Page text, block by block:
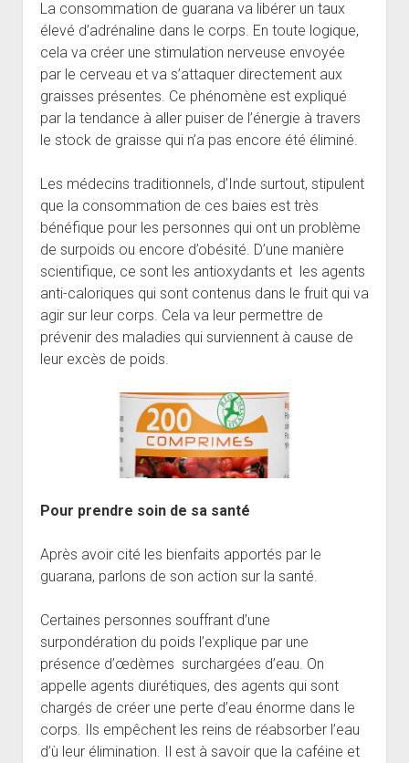
La consommation de guarana va libérer un taux
élevé d’adrénaline dans le corps. En toute logique,
cela va créer une stimulation nerveuse envoyée
par le cerveau et va s’attaquer directement aux
graisses présentes. Ce phénomène est expliqué
par la tendance à aller puiser de l’énergie à travers
le stock de graisse qui n’a pas encore été éliminé.
Les médecins traditionnels, d’Inde surtout, stipulent
que la consommation de ces baies est très
bénéfique pour les personnes qui ont un problème
de surpoids ou encore d’obésité. D’une manière
scientifique, ce sont les antioxydants et les agents
anti-caloriques qui sont contenus dans le fruit qui va
agir sur leur corps. Cela va leur permettre de
prévenir des maladies qui surviennent à cause de
leur excès de poids.
Pour prendre soin de sa santé
Après avoir cité les bienfaits apportés par le
guarana, parlons de son action sur la santé.
Certaines personnes souffrant d’une
surpondération du poids l’explique par une
présence d’œdèmes surchargées d’eau. On
appelle agents diurétiques, des agents qui sont
chargés de créer une perte d’eau énorme dans le
corps. Ils empêchent les reins de réabsorber l’eau
d’ù leur élimination. Il est à savoir que la caféine et